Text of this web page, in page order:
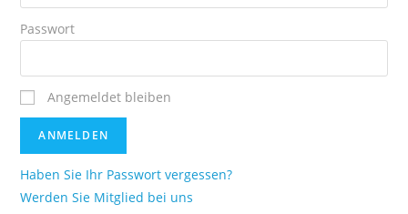
Passwort
Angemeldet bleiben
Haben Sie Ihr Passwort vergessen?
Werden Sie Mitglied bei uns